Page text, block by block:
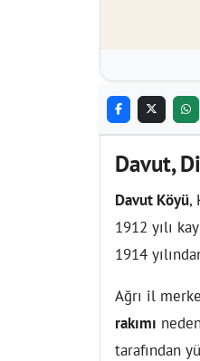
Davut,
Davut Köyü,
1912 yılı
1914
Ağrı il
rakımı
tarafından